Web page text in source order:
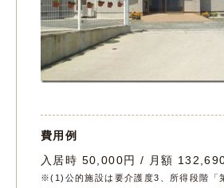
費用例
入居時 50,000円 / 月額
※(1)公的施設は要介護度3、所得段階